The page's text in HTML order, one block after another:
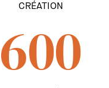
CRÉATION
600